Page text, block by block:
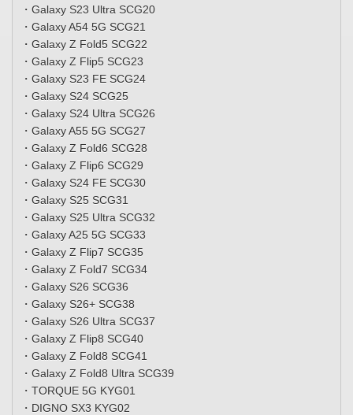
・Galaxy S23 Ultra SCG20
・Galaxy A54 5G SCG21
・Galaxy Z Fold5 SCG22
・Galaxy Z Flip5 SCG23
・Galaxy S23 FE SCG24
・Galaxy S24 SCG25
・Galaxy S24 Ultra SCG26
・Galaxy A55 5G SCG27
・Galaxy Z Fold6 SCG28
・Galaxy Z Flip6 SCG29
・Galaxy S24 FE SCG30
・Galaxy S25 SCG31
・Galaxy S25 Ultra SCG32
・Galaxy A25 5G SCG33
・Galaxy Z Flip7 SCG35
・Galaxy Z Fold7 SCG34
・Galaxy S26 SCG36
・Galaxy S26+ SCG38
・Galaxy S26 Ultra SCG37
・Galaxy Z Flip8 SCG40
・Galaxy Z Fold8 SCG41
・Galaxy Z Fold8 Ultra SCG39
・TORQUE 5G KYG01
・DIGNO SX3 KYG02